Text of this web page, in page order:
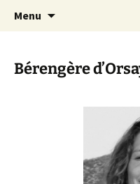
Les arts
Festival de
Chavaniac-
Menu
Bérengère